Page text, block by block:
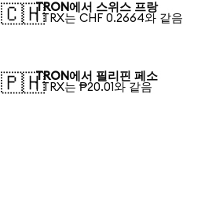
🇨🇭TRON에서 스위스 프랑
1 TRX는 CHF 0.2664와 같음
🇵🇭TRON에서 필리핀 페소
1 TRX는 ₱20.01와 같음